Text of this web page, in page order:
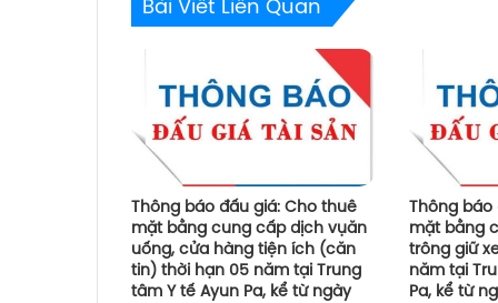
Bài Viết Liên Quan
Thông báo đấu giá: Cho thuê
mặt bằng cung cấp dịch vụăn
uống, cửa hàng tiện ích (căn
tin) thời hạn 05 năm tại Trung
tâm Y tế Ayun Pa, kể từ ngày
Thông
mặt bằng
trông giữ
năm tại
Pa, kể từ